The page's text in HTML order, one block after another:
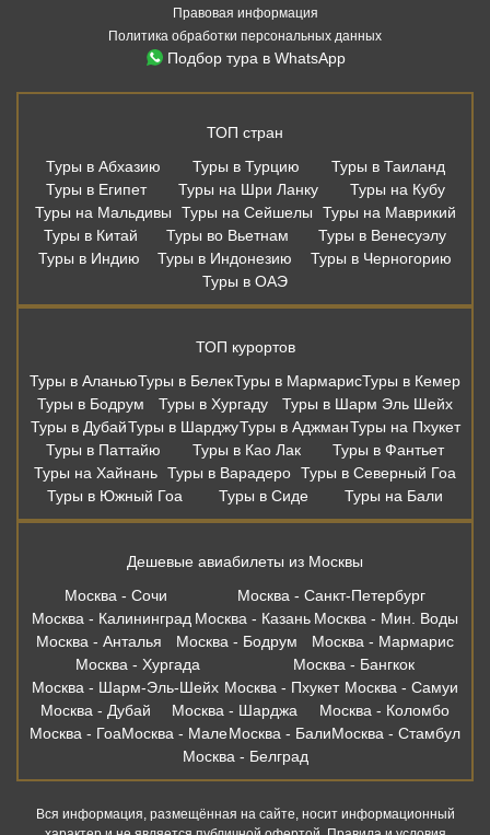
Правовая информация
Политика обработки персональных данных
Подбор тура в WhatsApp
ТОП стран
Туры в Абхазию
Туры в Турцию
Туры в Таиланд
Туры в Египет
Туры на Шри Ланку
Туры на Кубу
Туры на Мальдивы
Туры на Сейшелы
Туры на Маврикий
Туры в Китай
Туры во Вьетнам
Туры в Венесуэлу
Туры в Индию
Туры в Индонезию
Туры в Черногорию
Туры в ОАЭ
ТОП курортов
Туры в АланьюТуры в БелекТуры в МармарисТуры в Кемер
Туры в Бодрум
Туры в Хургаду
Туры в Шарм Эль Шейх
Туры в ДубайТуры в ШарджуТуры в АджманТуры на Пхукет
Туры в Паттайю
Туры в Као Лак
Туры в Фантьет
Туры на Хайнань Туры в Варадеро Туры в Северный Гоа
Туры в Южный Гоа
Туры в Сиде Туры на Бали
Дешевые авиабилеты из Москвы
Москва - Сочи
Москва - Санкт-Петербург
Москва - Калининград Москва - Казань Москва - Мин. Воды
Москва - Анталья
Москва - Бодрум
Москва - Мармарис
Москва - Хургада
Москва - Бангкок
Москва - Шарм-Эль-Шейх Москва - Пхукет Москва - Самуи
Москва - Дубай
Москва - Шарджа
Москва - Коломбо
Москва - ГоаМосква - МалеМосква - БалиМосква - Стамбул
Москва - Белград
Вся информация, размещённая на сайте, носит информационный